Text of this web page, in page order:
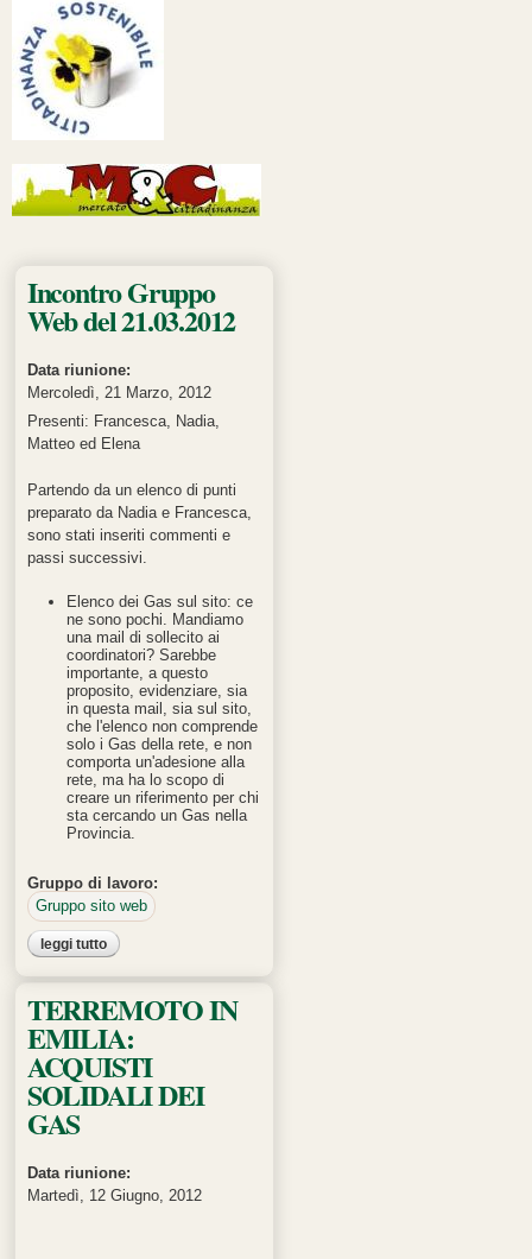
Incontro Gruppo
Web del 21.03.2012
Data riunione:
Mercoledì, 21 Marzo, 2012
Presenti: Francesca, Nadia,
Matteo ed Elena
Partendo da un elenco di punti
preparato da Nadia e Francesca,
sono stati inseriti commenti e
passi successivi.
Elenco dei Gas sul sito: ce
ne sono pochi. Mandiamo
una mail di sollecito ai
coordinatori? Sarebbe
importante, a questo
proposito, evidenziare, sia
in questa mail, sia sul sito,
che l'elenco non comprende
solo i Gas della rete, e non
comporta un'adesione alla
rete, ma ha lo scopo di
creare un riferimento per chi
sta cercando un Gas nella
Provincia.
Gruppo di lavoro:
Gruppo sito web
leggi tuttosu incontro gruppo web del 21.03.2012
TERREMOTO IN
EMILIA:
ACQUISTI
SOLIDALI DEI
GAS
Data riunione:
Martedì, 12 Giugno, 2012
Pagine